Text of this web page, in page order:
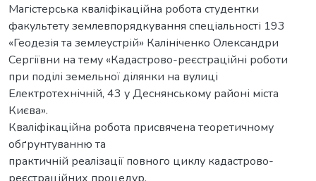
Магістерська кваліфікаційна робота студентки
факультету землевпорядкування спеціальності 193
«Геодезія та землеустрій» Калініченко Олександри
Сергіївни на тему «Кадастрово-реєстраційні роботи
при поділі земельної ділянки на вулиці
Електротехнічній, 43 у Деснянському районі міста
Києва».
Кваліфікаційна робота присвячена теоретичному
обґрунтуванню та
практичній реалізації повного циклу кадастрово-